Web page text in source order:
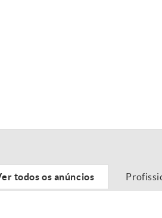
todos os anúncios